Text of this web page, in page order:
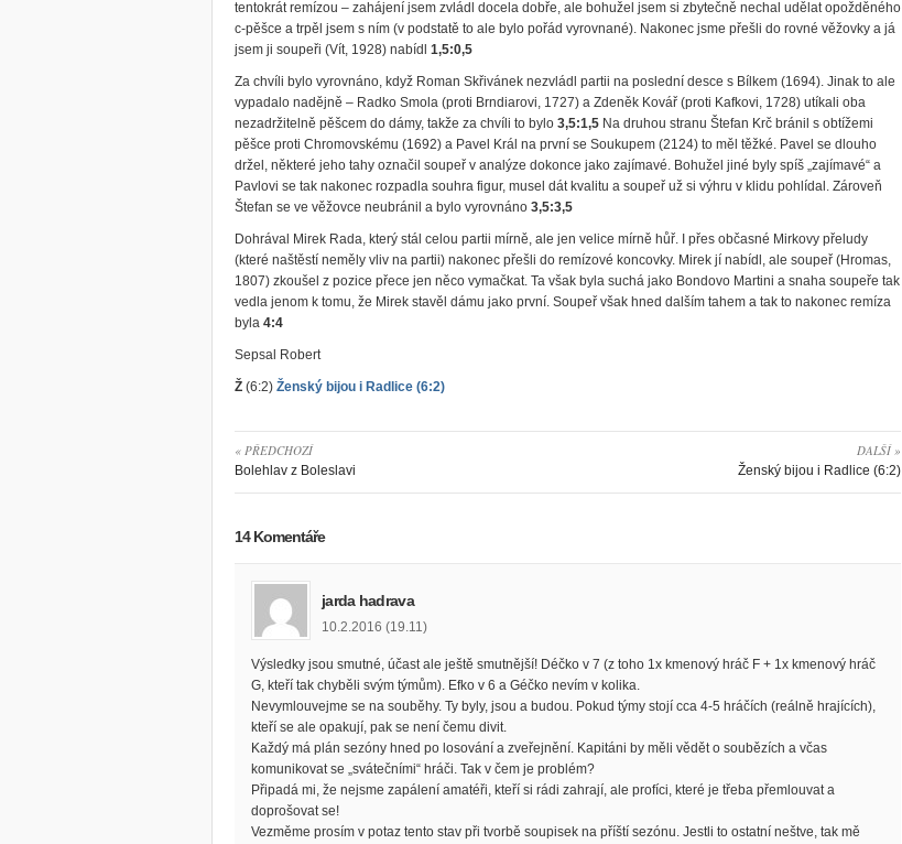
tentokrát remízou – zahájení jsem zvládl docela dobře, ale bohužel jsem si zbytečně nechal udělat opožděného
c-pěšce a trpěl jsem s ním (v podstatě to ale bylo pořád vyrovnané). Nakonec jsme přešli do rovné věžovky a já
jsem ji soupeři (Vít, 1928) nabídl 1,5:0,5
Za chvíli bylo vyrovnáno, když Roman Skřivánek nezvládl partii na poslední desce s Bílkem (1694). Jinak to ale
vypadalo nadějně – Radko Smola (proti Brndiarovi, 1727) a Zdeněk Kovář (proti Kafkovi, 1728) utíkali oba
nezadržitelně pěšcem do dámy, takže za chvíli to bylo 3,5:1,5 Na druhou stranu Štefan Krč bránil s obtížemi
pěšce proti Chromovskému (1692) a Pavel Král na první se Soukupem (2124) to měl těžké. Pavel se dlouho
držel, některé jeho tahy označil soupeř v analýze dokonce jako zajímavé. Bohužel jiné byly spíš „zajímavé“ a
Pavlovi se tak nakonec rozpadla souhra figur, musel dát kvalitu a soupeř už si výhru v klidu pohlídal. Zároveň
Štefan se ve věžovce neubránil a bylo vyrovnáno 3,5:3,5
Dohrával Mirek Rada, který stál celou partii mírně, ale jen velice mírně hůř. I přes občasné Mirkovy přeludy
(které naštěstí neměly vliv na partii) nakonec přešli do remízové koncovky. Mirek jí nabídl, ale soupeř (Hromas,
1807) zkoušel z pozice přece jen něco vymačkat. Ta však byla suchá jako Bondovo Martini a snaha soupeře tak
vedla jenom k tomu, že Mirek stavěl dámu jako první. Soupeř však hned dalším tahem a tak to nakonec remíza
byla 4:4
Sepsal Robert
Ž (6:2) Ženský bijou i Radlice (6:2)
« PŘEDCHOZÍ
Bolehlav z Boleslavi
DALŠÍ »
Ženský bijou i Radlice (6:2)
14 Komentáře
jarda hadrava
10.2.2016 (19.11)
Výsledky jsou smutné, účast ale ještě smutnější! Déčko v 7 (z toho 1x kmenový hráč F + 1x kmenový hráč
G, kteří tak chyběli svým týmům). Efko v 6 a Géčko nevím v kolika.
Nevymlouvejme se na souběhy. Ty byly, jsou a budou. Pokud týmy stojí cca 4-5 hráčích (reálně hrajících),
kteří se ale opakují, pak se není čemu divit.
Každý má plán sezóny hned po losování a zveřejnění. Kapitáni by měli vědět o soubězích a včas
komunikovat se „svátečními“ hráči. Tak v čem je problém?
Připadá mi, že nejsme zapálení amatéři, kteří si rádi zahrají, ale profíci, které je třeba přemlouvat a
doprošovat se!
Vezměme prosím v potaz tento stav při tvorbě soupisek na příští sezónu. Jestli to ostatní neštve, tak mě